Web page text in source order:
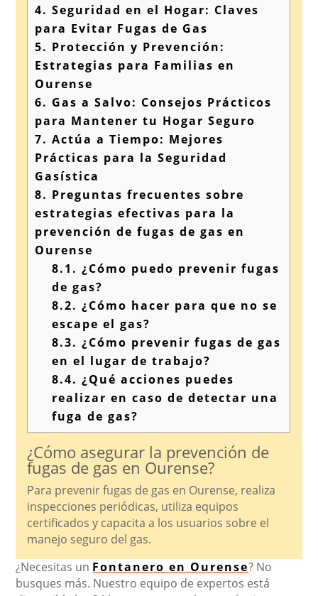
4. Seguridad en el Hogar: Claves
para Evitar Fugas de Gas
5. Protección y Prevención:
Estrategias para Familias en
Ourense
6. Gas a Salvo: Consejos Prácticos
para Mantener tu Hogar Seguro
7. Actúa a Tiempo: Mejores
Prácticas para la Seguridad
Gasística
8. Preguntas frecuentes sobre
estrategias efectivas para la
prevención de fugas de gas en
Ourense
8.1. ¿Cómo puedo prevenir fugas
de gas?
8.2. ¿Cómo hacer para que no se
escape el gas?
8.3. ¿Cómo prevenir fugas de gas
en el lugar de trabajo?
8.4. ¿Qué acciones puedes
realizar en caso de detectar una
fuga de gas?
¿Cómo asegurar la prevención de
fugas de gas en Ourense?
Para prevenir fugas de gas en Ourense, realiza
inspecciones periódicas, utiliza equipos
certificados y capacita a los usuarios sobre el
manejo seguro del gas.
¿Necesitas un Fontanero en Ourense? No
busques más. Nuestro equipo de expertos está